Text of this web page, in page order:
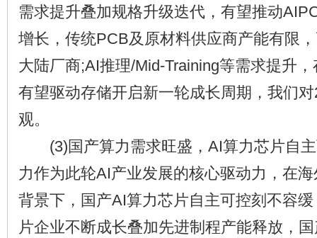
需求提升叠加规格升级迭代，有望推动
增长，传统PCB及原材料供应商产能有限
大陆厂商;AI推理/Mid-Training等需求提升
有望驱动存储开启新一轮成长周期，我们
观。
(3)国产算力需求旺盛，AI算力芯片自主
力作为此轮AI产业发展的核心驱动力，在
背景下，国产AI算力芯片自主可控刻不容
片企业不断成长叠加先进制程产能释放，